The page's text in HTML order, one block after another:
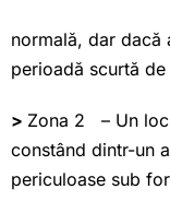
normală, dar dacă
perioadă scurtă
> Zona 2 – Un
constând dintr-un
periculoase sub